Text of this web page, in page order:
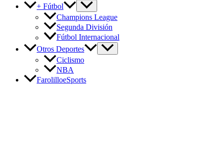
+ Fútbol
Champions League
Segunda División
Fútbol Internacional
Otros Deportes
Ciclismo
NBA
FarolilloeSports